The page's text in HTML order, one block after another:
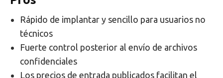
Rápido de implantar y sencillo para usuarios no
técnicos
Fuerte control posterior al envío de archivos
confidenciales
Los precios de entrada publicados facilitan el